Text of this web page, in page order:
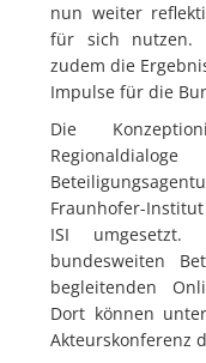
nun weiter
für sich nutzen.
zudem die
Impulse für die
Die
Fraunhofer-
ISI umgesetzt.
bundesweiten
begleitenden
Dort können
Akteurskonferenz